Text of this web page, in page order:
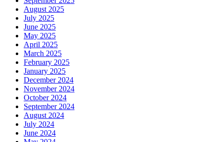
August 2025
July 2025
June 2025
May 2025
April 2025
March 2025
February 2025
January 2025
December 2024
November 2024
October 2024
September 2024
August 2024
July 2024
June 2024